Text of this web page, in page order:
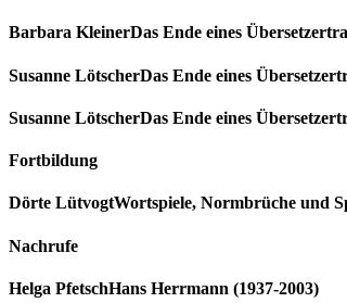
Barbara KleinerDas Ende eines
Susanne LötscherDas Ende eines
Susanne LötscherDas Ende eines
Fortbildung
Dörte LütvogtWortspiele, Normbrüche und
Nachrufe
Helga PfetschHans Herrmann (1937-2003)